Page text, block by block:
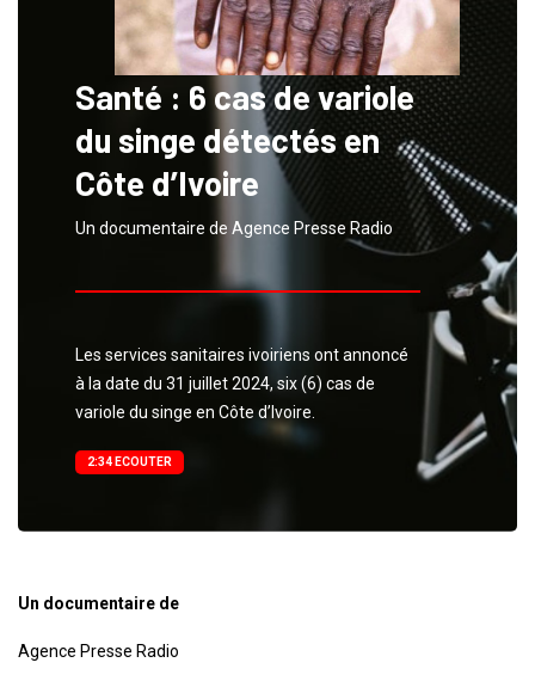
Santé : 6 cas de variole
du singe détectés en
Côte d’Ivoire
Un documentaire de Agence Presse Radio
Les services sanitaires ivoiriens ont annoncé
à la date du 31 juillet 2024, six (6) cas de
variole du singe en Côte d’Ivoire.
2:34 ECOUTER
Un documentaire de
Agence Presse Radio